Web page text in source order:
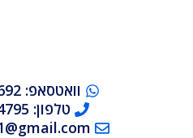
וואטסאפ: 054-6850692
טלפון: 03-528-4795